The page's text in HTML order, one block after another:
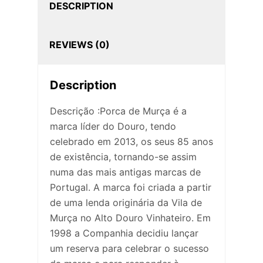
DESCRIPTION
REVIEWS (0)
Description
Descrição :Porca de Murça é a
marca líder do Douro, tendo
celebrado em 2013, os seus 85 anos
de existência, tornando-se assim
numa das mais antigas marcas de
Portugal. A marca foi criada a partir
de uma lenda originária da Vila de
Murça no Alto Douro Vinhateiro. Em
1998 a Companhia decidiu lançar
um reserva para celebrar o sucesso